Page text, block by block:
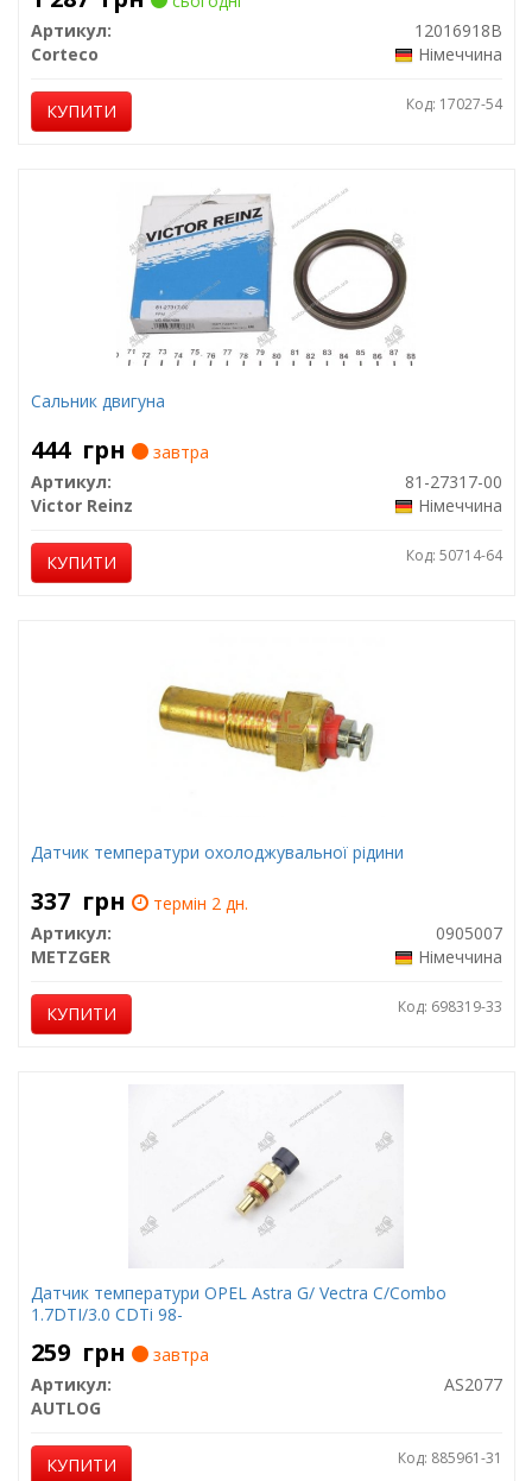
Артикул:
12016918B
Corteco
Німеччина
КУПИТИ Код: 17027-54
Сальник двигуна
444 грн
завтра
Артикул:
81-27317-00
Victor Reinz
Німеччина
КУПИТИ Код: 50714-64
Датчик температури охолоджувальної рідини
337 грн
термін 2 дн.
Артикул:
0905007
METZGER
Німеччина
КУПИТИ Код: 698319-33
Датчик температури OPEL Astra G/ Vectra C/Combo
1.7DTI/3.0 CDTi 98-
259 грн
завтра
Артикул:
AS2077
AUTLOG
КУПИТИ Код: 885961-31